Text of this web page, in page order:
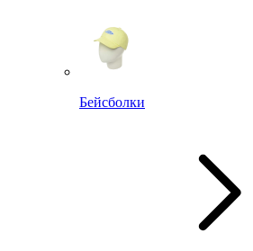
Бейсболки